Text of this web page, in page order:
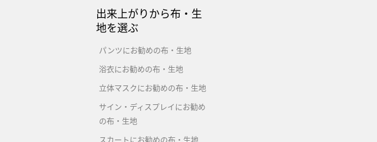
出来上がりから布・生
地を選ぶ
パンツにお勧めの布・生地
浴衣にお勧めの布・生地
立体マスクにお勧めの布・生地
サイン・ディスプレイにお勧め
の布・生地
スカートにお勧めの布・生地